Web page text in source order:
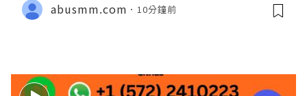
abusmm.com 10分鐘前